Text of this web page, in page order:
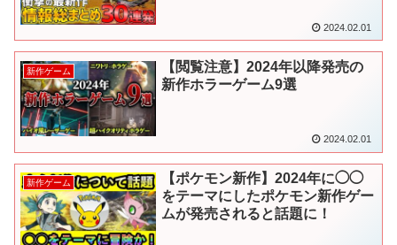
2024.02.01
新作ゲーム
【閲覧注意】2024年以降発売の
新作ホラーゲーム9選
2024.02.01
新作ゲーム
【ポケモン新作】2024年に◯◯
をテーマにしたポケモン新作ゲー
ムが発売されると話題に！